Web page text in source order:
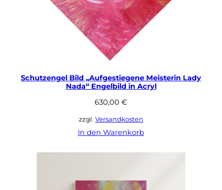
Schutzengel Bild „Aufgestiegene Meisterin Lady
Nada“ Engelbild in Acryl
630,00 €
zzgl. Versandkosten
In den Warenkorb